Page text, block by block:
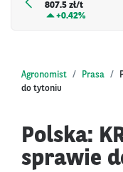
807.5 zł/t
+0.42%
Agronomist Prasa
do tytoniu
Polska:
sprawie